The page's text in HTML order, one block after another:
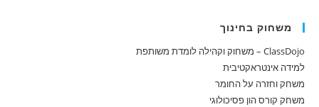
משחוק בחינוך
ClassDojo – משחוק וקהילה לומדת משותפת
למידה אינטראקטיבית
משחק וחזרה על החומר
משחק קורס הון פסיכולוגי